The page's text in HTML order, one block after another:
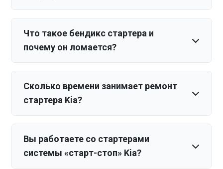
Что такое бендикс стартера и
почему он ломается?
Сколько времени занимает ремонт
стартера Kia?
Вы работаете со стартерами
системы «старт-стоп» Kia?